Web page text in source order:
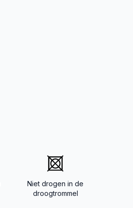
Niet drogen in de
droogtrommel